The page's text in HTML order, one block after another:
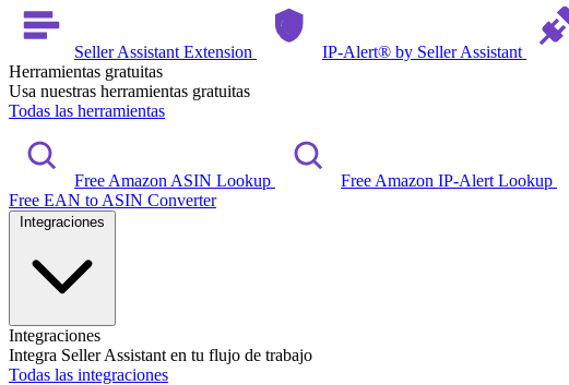
Seller Assistant Extension IP-Alert® by Seller Assistant
Herramientas gratuitas
Usa nuestras herramientas gratuitas
Todas las herramientas
Free Amazon ASIN Lookup Free Amazon IP-Alert Lookup
Free EAN to ASIN Converter
Integraciones
Integra Seller Assistant en tu flujo de trabajo
Todas las integraciones